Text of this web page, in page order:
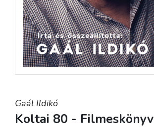
Gaál Ildikó
Koltai 80 - Filmeskönyv